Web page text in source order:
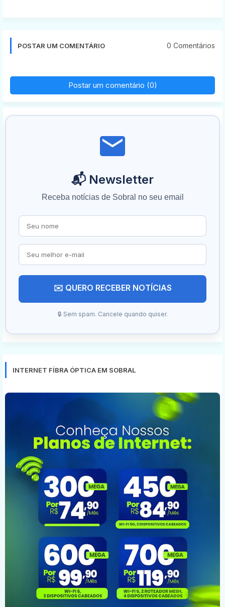
POSTAR UM COMENTÁRIO 0 Comentários
Postar um comentário (0)
📬 Newsletter
Receba notícias de Sobral no seu email
✉️ QUERO RECEBER NOTÍCIAS
🔒 Sem spam. Cancele quando quiser.
INTERNET FÍBRA ÓPTICA EM SOBRAL